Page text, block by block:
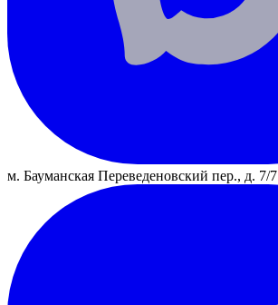
м. Бауманская Переведеновский пер., д. 7/7